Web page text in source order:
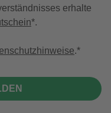
erhalte
*.
.